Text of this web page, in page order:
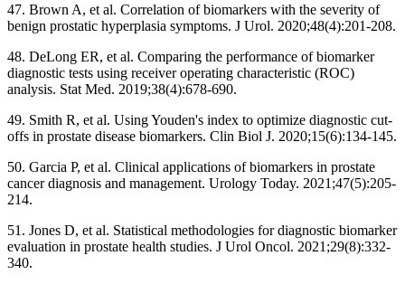
47. Brown A, et al. Correlation of biomarkers with the severity of
benign prostatic hyperplasia symptoms. J Urol. 2020;48(4):201-208.
48. DeLong ER, et al. Comparing the performance of biomarker
diagnostic tests using receiver operating characteristic (ROC)
analysis. Stat Med. 2019;38(4):678-690.
49. Smith R, et al. Using Youden's index to optimize diagnostic cut-
offs in prostate disease biomarkers. Clin Biol J. 2020;15(6):134-145.
50. Garcia P, et al. Clinical applications of biomarkers in prostate
cancer diagnosis and management. Urology Today. 2021;47(5):205-
214.
51. Jones D, et al. Statistical methodologies for diagnostic biomarker
evaluation in prostate health studies. J Urol Oncol. 2021;29(8):332-
340.